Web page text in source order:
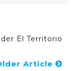
El Territorio
Article